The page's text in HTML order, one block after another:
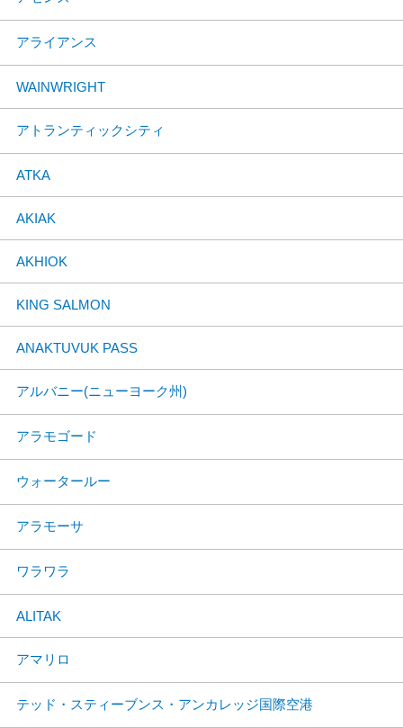
アライアンス
WAINWRIGHT
アトランティックシティ
ATKA
AKIAK
AKHIOK
KING SALMON
ANAKTUVUK PASS
アルバニー(ニューヨーク州)
アラモゴード
ウォータールー
アラモーサ
ワラワラ
ALITAK
アマリロ
テッド・スティーブンス・アンカレッジ国際空港